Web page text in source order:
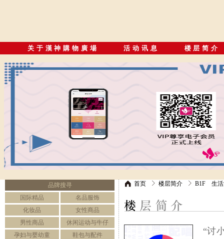
关于漢神購物廣場 活动讯息 楼层简介
品牌搜寻
国际精品
名品服饰
化妆品
女性商品
男性商品
休闲运动与牛仔
孕妇与婴幼童
鞋包与配件
首页 楼层简介 B1F 生活
“讨